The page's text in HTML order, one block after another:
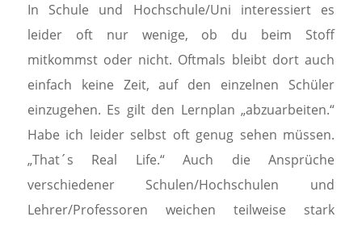
In Schule und Hochschule/Uni interessiert es
leider oft nur wenige, ob du beim Stoff
mitkommst oder nicht. Oftmals bleibt dort auch
einfach keine Zeit, auf den einzelnen Schüler
einzugehen. Es gilt den Lernplan „abzuarbeiten.“
Habe ich leider selbst oft genug sehen müssen.
„That´s Real Life.“ Auch die Ansprüche
verschiedener Schulen/Hochschulen und
Lehrer/Professoren weichen teilweise stark